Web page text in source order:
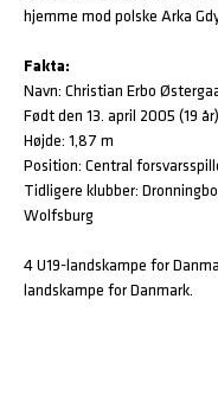
hjemme mod polske Arka
Fakta:
Navn: Christian Erbo
Født den 13. april 2005 (19 år)
Højde: 1,87 m
Position: Central
Tidligere klubber:
Wolfsburg
4 U19-landskampe for
landskampe for Danmark.